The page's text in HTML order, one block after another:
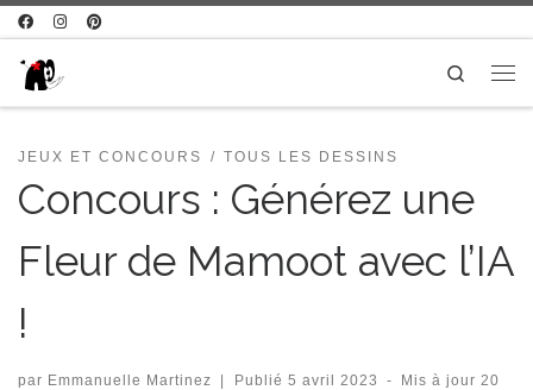
Passer au contenu
Search
JEUX ET CONCOURS TOUS LES DESSINS
Concours : Générez une
Fleur de Mamoot avec l’IA
!
par Emmanuelle Martinez | Publié 5 avril 2023 - Mis à jour 20